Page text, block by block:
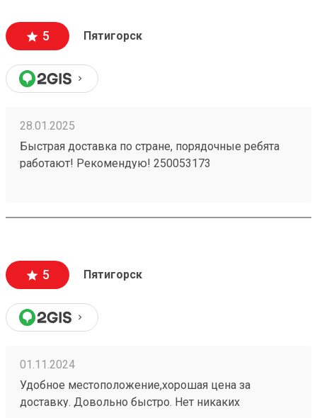
5 Пятигорск
28.01.2025
Быстрая доставка по стране, порядочные ребята
работают! Рекомендую! 250053173
5 Пятигорск
01.11.2024
Удобное местоположение,хорошая цена за
доставку. Довольно быстро. Нет никаких